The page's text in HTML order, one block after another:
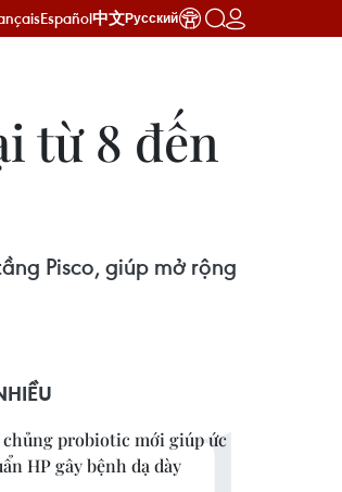
Español中文Русский
từ 8 đến
Pisco, giúp mở rộng
probiotic mới giúp ức
HP gây bệnh dạ dày